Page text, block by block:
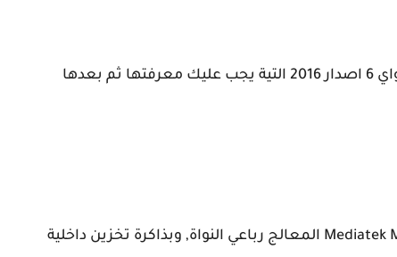
دعني في البداية اخبرك ببعض مواصفات هاتفك هواوي واي 6 اصدار 2016 التية يجب عليك معرفتها ثم بعدها
يأتي هاتف هواوي y6 2019 بمعالج Mediatek MT6761 Helio A22 المعالج رباعي النواة, وبذاكرة تخزين داخلية